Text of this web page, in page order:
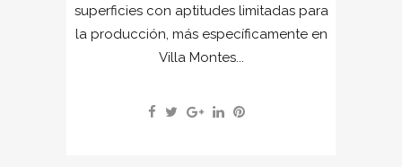
superficies con aptitudes limitadas para
la producción, más específicamente en
Villa Montes...